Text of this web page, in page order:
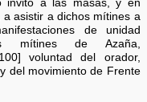
invitó a las masas, y en
asistir a dichos mítines a
de unidad
mítines de Azaña,
voluntad del orador,
del movimiento de Frente